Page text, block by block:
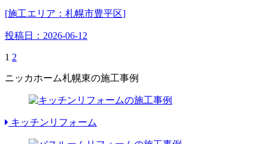
[施工エリア：札幌市豊平区]
投稿日： 2026-06-12
1 2
ニッカホーム札幌東の施工事例
キッチンリフォーム